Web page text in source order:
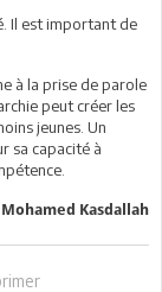
Il est important de
à la prise de parole
peut créer les
jeunes. Un
sa capacité à
Mohamed Kasdallah